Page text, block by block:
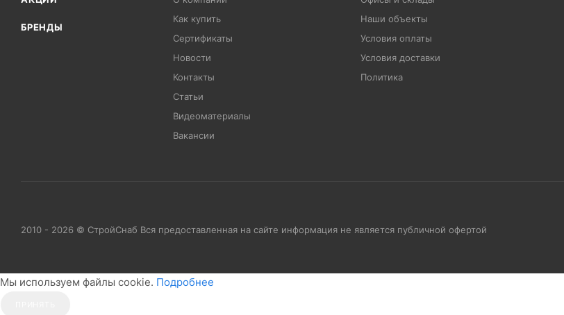
БРЕНДЫ
Как купить
Сертификаты
Новости
Контакты
Статьи
Видеоматериалы
Вакансии
Наши объекты
Условия оплаты
Условия доставки
Политика
2010 - 2026 © СтройСнаб Вся предоставленная на сайте информация не является публичной офертой
Мы используем файлы cookie. Подробнее